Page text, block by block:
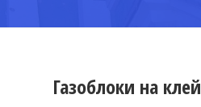
Газоблоки на клей